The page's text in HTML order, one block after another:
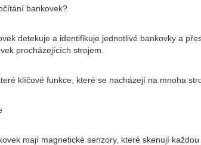
bankovek?
detekuje a identifikuje jednotlivé bankovky a
procházejících strojem.
klíčové funkce, které se nacházejí na mnoha
mají magnetické senzory, které skenují